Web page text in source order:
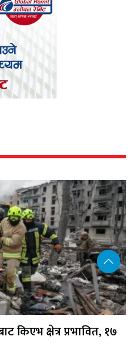
किएभ क्षेत्र प्रभावित, १७